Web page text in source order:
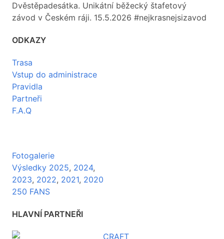
Dvěstěpadesátka. Unikátní běžecký štafetový
závod v Českém ráji. 15.5.2026 #nejkrasnejsizavod
ODKAZY
Trasa
Vstup do administrace
Pravidla
Partneři
F.A.Q
Fotogalerie
Výsledky 2025, 2024,
2023, 2022, 2021, 2020
250 FANS
HLAVNÍ PARTNEŘI